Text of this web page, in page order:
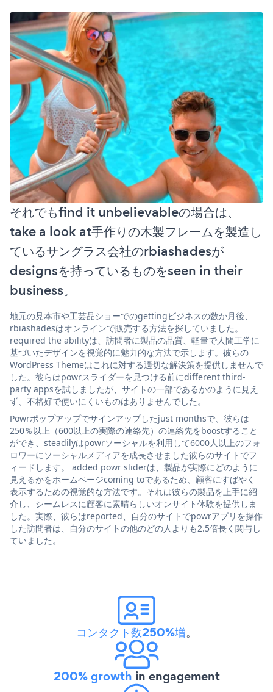
それでもfind it unbelievableの場合は、
take a look at手作りの木製フレームを製造し
ているサングラス会社のrbiashadesが
designsを持っているものをseen in their
business。
地元の見本市や工芸品ショーでのgettingビジネスの数か月後、
rbiashadesはオンラインで販売する方法を探していました。
required the abilityは、訪問者に製品の品質、軽量で人間工学に
基づいたデザインを視覚的に魅力的な方法で示します。彼らの
WordPress Themeはこれに対する適切な解決策を提供しませんで
した。彼らはpowrスライダーを見つける前にdifferent third-
party appsを試しましたが、サイトの一部であるかのように見え
ず、不格好で使いにくいものはありませんでした。
Powrポップアップでサインアップしたjust monthsで、彼らは
250％以上（600以上の実際の連絡先）の連絡先をboostすること
ができ、steadilyはpowrソーシャルを利用して6000人以上のフォ
ロワーにソーシャルメディアを成長させました彼らのサイトでフ
ィードします。 added powr sliderは、製品が実際にどのように
見えるかをホームページcoming toであるため、顧客にすばやく
表示するための視覚的な方法です。それは彼らの製品を上手に紹
介し、シームレスに顧客に素晴らしいオンサイト体験を提供しま
した。実際、彼らはreported、自分のサイトでpowrアプリを操作
した訪問者は、自分のサイトの他のどの人よりも2.5倍長く関与し
ていました。
コンタクト数250%増。
200% growth in engagement